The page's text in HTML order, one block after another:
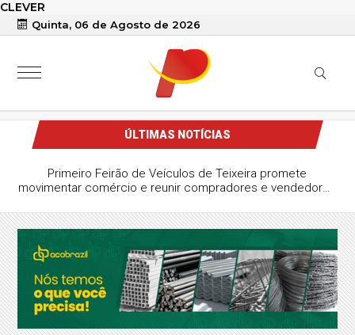
CLEVER
Quinta, 06 de Agosto de 2026
ÚLTIMAS NOTÍCIAS
Primeiro Feirão de Veículos de Teixeira promete
movimentar comércio e reunir compradores e vendedores